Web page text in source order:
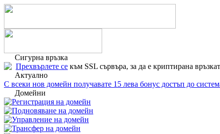
Сигурна връзка
Прехвърлете се към SSL сървъра, за да е криптирана
Актуално
С всеки нов домейн получавате 15 лева бонус достъп до
Домейни
Регистрация на домейн
Подновяване на домейн
Управление на домейн
Трансфер на домейн